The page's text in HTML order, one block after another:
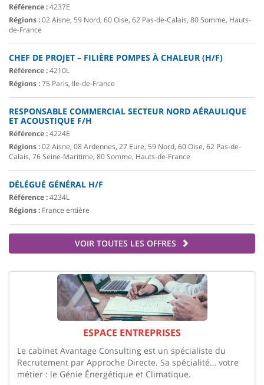
Référence :4237E
Régions :02 Aisne, 59 Nord, 60 Oise, 62 Pas-de-Calais, 80 Somme, Hauts-
de-France
CHEF DE PROJET – FILIÈRE POMPES À CHALEUR (H/F)
Référence :4210L
Régions :75 Paris, Ile-de-France
RESPONSABLE COMMERCIAL SECTEUR NORD AÉRAULIQUE
ET ACOUSTIQUE F/H
Référence :4224E
Régions :02 Aisne, 08 Ardennes, 27 Eure, 59 Nord, 60 Oise, 62 Pas-de-
Calais, 76 Seine-Maritime, 80 Somme, Hauts-de-France
DÉLÉGUÉ GÉNÉRAL H/F
Référence :4234L
Régions : France entière
VOIR TOUTES LES OFFRES
ESPACE ENTREPRISES
Le cabinet Avantage Consulting est un spécialiste du
Recrutement par Approche Directe. Sa spécialité… votre
métier : le Génie Énergétique et Climatique.